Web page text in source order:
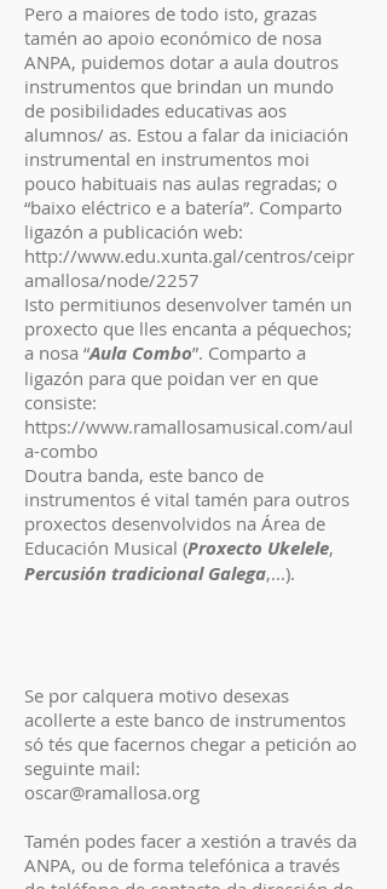
Pero a maiores de todo isto, grazas
tamén ao apoio económico de nosa
ANPA, puidemos dotar a aula doutros
instrumentos que brindan un mundo
de posibilidades educativas aos
alumnos/ as. Estou a falar da iniciación
instrumental en instrumentos moi
pouco habituais nas aulas regradas; o
“baixo eléctrico e a batería”. Comparto
ligazón a publicación web:
http://www.edu.xunta.gal/centros/ceipr
amallosa/node/2257
Isto permitiunos desenvolver tamén un
proxecto que lles encanta a péquechos;
a nosa “Aula Combo”. Comparto a
ligazón para que poidan ver en que
consiste:
https://www.ramallosamusical.com/aul
a-combo
Doutra banda, este banco de
instrumentos é vital tamén para outros
proxectos desenvolvidos na Área de
Educación Musical (Proxecto Ukelele,
Percusión tradicional Galega,...).
Se por calquera motivo desexas
acollerte a este banco de instrumentos
só tés que facernos chegar a petición ao
seguinte mail:
oscar@ramallosa.org
Tamén podes facer a xestión a través da
ANPA, ou de forma telefónica a través